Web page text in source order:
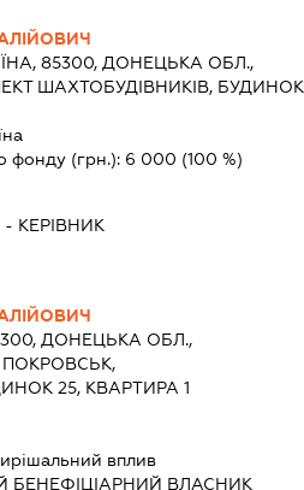
85300, ДОНЕЦЬКА ОБЛ.,
ШАХТОБУДІВНИКІВ, БУДИНОК
фонду (грн.): 6 000 (100 %)
- КЕРІВНИК
ДОНЕЦЬКА ОБЛ.,
25, КВАРТИРА 1
вплив
БЕНЕФІЦІАРНИЙ ВЛАСНИК